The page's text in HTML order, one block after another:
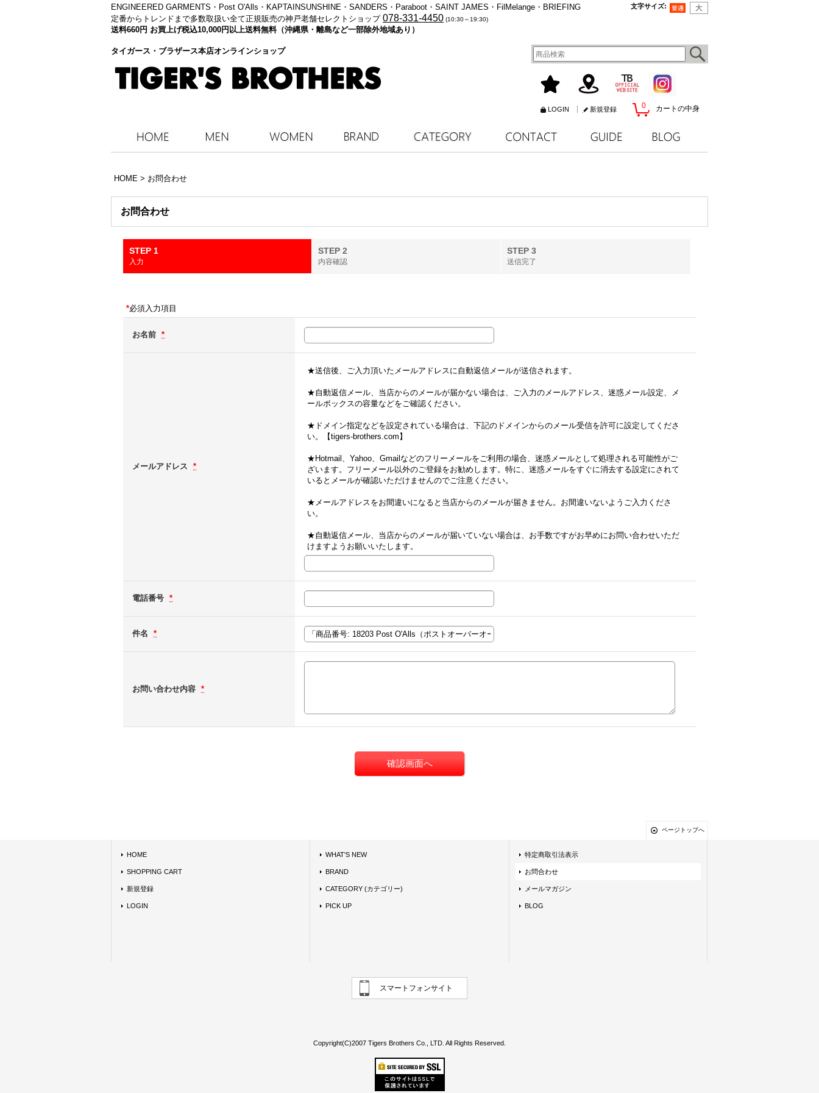
ENGINEERED GARMENTS・ Post O'Alls・KAPTAINSUNSHINE・SANDERS・Paraboot・SAINT JAMES・FilMelange・BRIEFING
定番からトレンドまで多数取扱い全て正規販売の神戸老舗セレクトショップ 078-331-4450 (10:30～19:30)
送料660円 お買上げ税込10,000円以上送料無料（沖縄県・離島など一部除外地域あり）
文字サイズ:
タイガース・ブラザース本店オンラインショップ
0 カートの中身
LOGIN 新規登録
HOME > お問合わせ
お問合わせ
STEP 1
入力
STEP 2
内容確認
STEP 3
送信完了
*必須入力項目
お名前 *
メールアドレス *
★送信後、ご入力頂いたメールアドレスに自動返信メールが送信されます。
★自動返信メール、当店からのメールが届かない場合は、ご入力のメールアドレス、迷惑メール設定、メ
ールボックスの容量などをご確認ください。
★ドメイン指定などを設定されている場合は、下記のドメインからのメール受信を許可に設定してくださ
い。【tigers-brothers.com】
★Hotmail、Yahoo、Gmailなどのフリーメールをご利用の場合、迷惑メールとして処理される可能性がご
ざいます。フリーメール以外のご登録をお勧めします。特に、迷惑メールをすぐに消去する設定にされて
いるとメールが確認いただけませんのでご注意ください。
★メールアドレスをお間違いになると当店からのメールが届きません。お間違いないようご入力くださ
い。
★自動返信メール、当店からのメールが届いていない場合は、お手数ですがお早めにお問い合わせいただ
けますようお願いいたします。
電話番号 *
件名 *
お問い合わせ内容 *
ページトップへ
HOME
SHOPPING CART
新規登録
LOGIN
WHAT'S NEW
BRAND
CATEGORY (カテゴリー)
PICK UP
特定商取引法表示
お問合わせ
メールマガジン
BLOG
スマートフォンサイト
Copyright(C)2007 Tigers Brothers Co., LTD. All Rights Reserved.